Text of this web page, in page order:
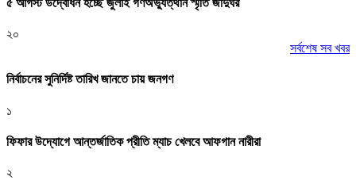
২০
সর্বশেষ সব খবর
নির্বাচনের সুনির্দিষ্ট তারিখ জানতে চায় জনগণ
১
ফিফার উদ্যোগে আন্তর্জাতিক প্রীতি ম্যাচ খেলবে আফগান নারীরা
২